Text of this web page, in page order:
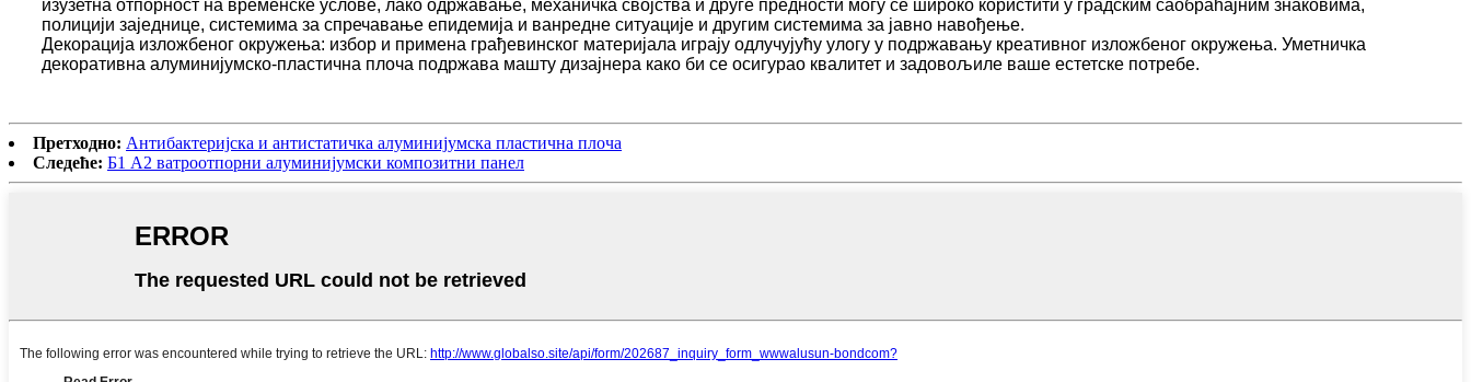
изузетна отпорност на временске услове, лако одржавање, механичка својства и друге предности могу се широко користити у градским саобраћајним знаковима,
полицији заједнице, системима за спречавање епидемија и ванредне ситуације и другим системима за јавно навођење.
Декорација изложбеног окружења: избор и примена грађевинског материјала играју одлучујућу улогу у подржавању креативног изложбеног окружења. Уметничка
декоративна алуминијумско-пластична плоча подржава машту дизајнера како би се осигурао квалитет и задовољиле ваше естетске потребе.
Претходно: Антибактеријска и антистатичка алуминијумска пластична плоча
Следеће: Б1 А2 ватроотпорни алуминијумски композитни панел